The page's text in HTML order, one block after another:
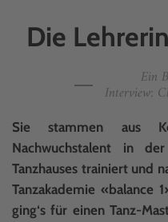
Die
Ein
Interview:
Sie stammen aus
Nachwuchstalent in
Tanzhauses trainiert und
Tanzakademie «balance
ging‘s für einen Tanz-